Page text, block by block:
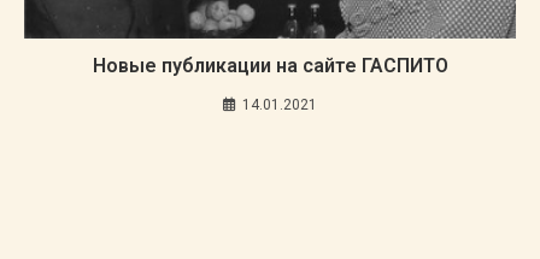
Новые публикации на сайте ГАСПИТО
14.01.2021